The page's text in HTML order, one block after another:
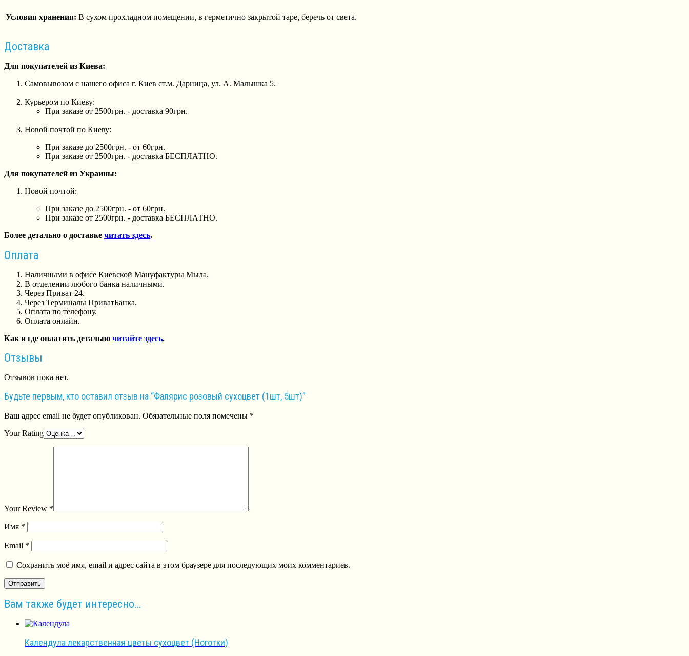
Условия хранения: В сухом прохладном помещении, в герметично закрытой таре, беречь от света.
Доставка
Для покупателей из Киева:
Самовывозом с нашего офиса г. Киев ст.м. Дарница, ул. А. Малышка 5.
Курьером по Киеву:
При заказе от 2500грн. - доставка 90грн.
Новой почтой по Киеву:
При заказе до 2500грн. - от 60грн.
При заказе от 2500грн. - доставка БЕСПЛАТНО.
Для покупателей из Украины:
Новой почтой:
При заказе до 2500грн. - от 60грн.
При заказе от 2500грн. - доставка БЕСПЛАТНО.
Более детально о доставке читать здесь.
Оплата
Наличными в офисе Киевской Мануфактуры Мыла.
В отделении любого банка наличными.
Через Приват 24.
Через Терминалы ПриватБанка.
Оплата по телефону.
Оплата онлайн.
Как и где оплатить детально читайте здесь.
Отзывы
Отзывов пока нет.
Будьте первым, кто оставил отзыв на “Фалярис розовый сухоцвет (1шт, 5шт)”
Ваш адрес email не будет опубликован. Обязательные поля помечены *
Your Rating
Your Review *
Имя *
Email *
Сохранить моё имя, email и адрес сайта в этом браузере для последующих моих комментариев.
Вам также будет интересно…
Календула лекарственная цветы сухоцвет (Ноготки)